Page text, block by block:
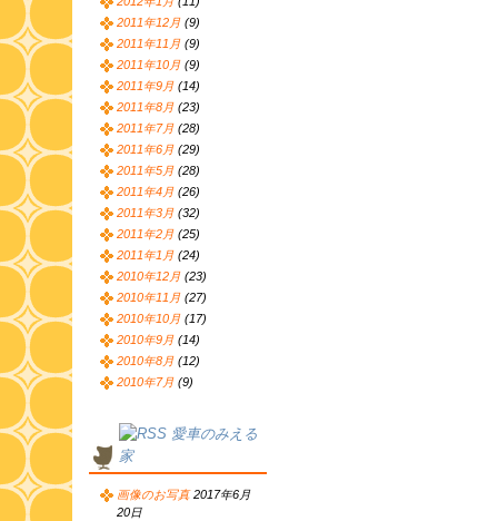
2011年12月 (9)
2011年11月 (9)
2011年10月 (9)
2011年9月 (14)
2011年8月 (23)
2011年7月 (28)
2011年6月 (29)
2011年5月 (28)
2011年4月 (26)
2011年3月 (32)
2011年2月 (25)
2011年1月 (24)
2010年12月 (23)
2010年11月 (27)
2010年10月 (17)
2010年9月 (14)
2010年8月 (12)
2010年7月 (9)
愛車のみえる
家
画像のお写真 2017年6月
20日